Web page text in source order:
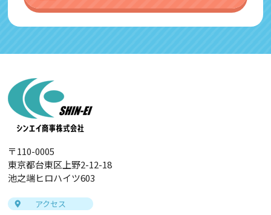
報は個人を特定できるものではありません。
なお、当サイトのご利用をもって、上述の方
うデータ処理に関し、お客様にご承諾いただ
いたものとみなします。
Googleのプライバシーポリシー
https://policies.google.com/privacy?hl=ja
https://policies.google.com/technologies/p
artner-sites?hl=ja
＜個人情報に関するお問い合わせ窓口＞
〒110-0005
東京都台東区上野2-12-18
池之端ヒロハイツ603
アクセス